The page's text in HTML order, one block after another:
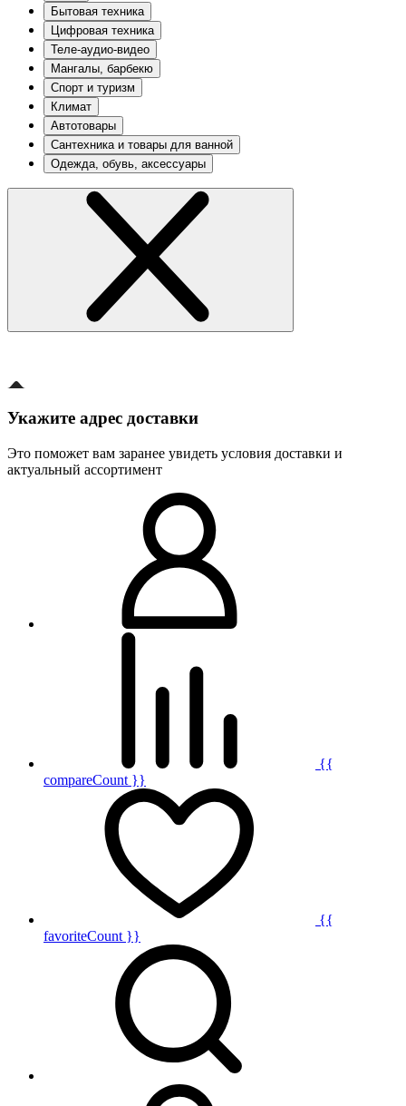
Бытовая техника
Цифровая техника
Теле-аудио-видео
Мангалы, барбекю
Спорт и туризм
Климат
Автотовары
Сантехника и товары для ванной
Одежда, обувь, аксессуары
Укажите адрес доставки
Это поможет вам заранее увидеть условия доставки и
актуальный ассортимент
{{
compareCount }}
{{
favoriteCount }}